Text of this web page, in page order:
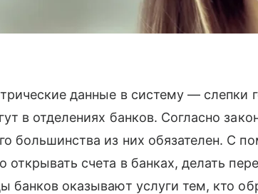
данные в систему — слепки
в отделениях банков. Согласно
большинства из них обязателен. С
открывать счета в банках, делать
банков оказывают услуги тем, кто